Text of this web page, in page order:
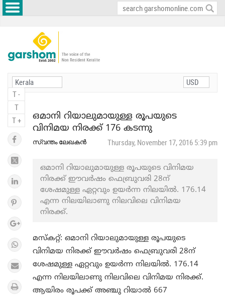
T -
T
T +
ഒമാനി റിയാലുമായുള്ള രൂപയുടെ
വിനിമയ നിരക്ക് 176 കടന്നു
സ്വന്തം ലേഖകൻ Thursday, November 17, 2016 5:39 pm
ഒമാനി റിയാലുമായുള്ള രൂപയുടെ വിനിമയ
നിരക്ക് ഈവര്‍ഷം ഫെബ്രുവരി 28ന്
ശേഷമുള്ള ഏറ്റവും ഉയര്‍ന്ന നിലയിൽ. 176.14
എന്ന നിലയിലാണു നിലവിലെ വിനിമയ
നിരക്ക്.
മസ്കറ്റ്: ഒമാനി റിയാലുമായുള്ള രൂപയുടെ
വിനിമയ നിരക്ക് ഈവര്‍ഷം ഫെബ്രുവരി 28ന്
ശേഷമുള്ള ഏറ്റവും ഉയര്‍ന്ന നിലയിൽ. 176.14
എന്ന നിലയിലാണു നിലവിലെ വിനിമയ നിരക്ക്.
ആയിരം രൂപക്ക് അഞ്ചു റിയാല്‍ 667